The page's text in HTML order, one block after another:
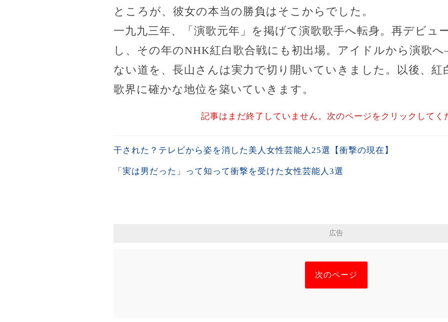
ところが、彼女の本当の勝負はそこからでした。
一九九三年、「演歌元年」を掲げて演歌歌手へ転身。再デビュ
し、その年のNHK紅白歌合戦にも初出場。アイドルから演歌
ない道を、長山さんは実力で切り開いていきました。以後、紅
歌界に確かな地位を築いていきます。
記事はまだ終了していません。次のページをクリックしてく
干された？テレビから姿を消した美人女性芸能人25選【衝撃の現在】
「実は男だった」って知って衝撃を受けた女性芸能人3選
広告
次のページ